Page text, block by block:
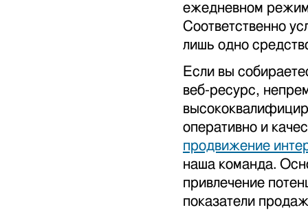
ежедневном
Соответственно
лишь одно
Если вы
веб-ресурс,
оперативно и
продвижение
наша команда.
привлечение
показатели